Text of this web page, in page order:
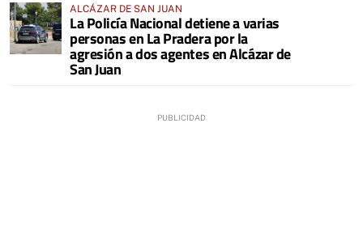
ALCÁZAR DE SAN JUAN
La Policía Nacional detiene a varias
personas en La Pradera por la
agresión a dos agentes en Alcázar de
San Juan